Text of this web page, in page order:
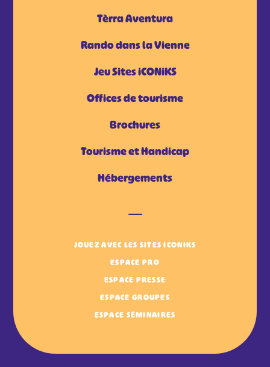
Tèrra Aventura
Rando dans la Vienne
Jeu Sites iCONiKS
Offices de tourisme
Brochures
Tourisme et Handicap
Hébergements
JOUEZ AVEC LES SITES ICONIKS
ESPACE PRO
ESPACE PRESSE
ESPACE GROUPES
ESPACE SÉMINAIRES